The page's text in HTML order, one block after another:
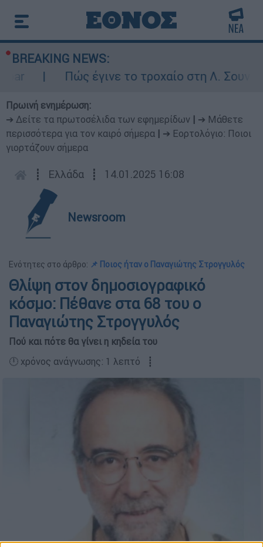
BREAKING NEWS:
Πώς έγινε το τροχαίο στη Λ.
Πρωινή ενημέρωση:
➔ Δείτε τα πρωτοσέλιδα των εφημερίδων
➔ Μάθετε
περισσότερα για τον καιρό σήμερα
➔ Εορτολόγιο: Ποιοι
γιορτάζουν σήμερα
┋ Ελλάδα ┋ 14.01.2025 16:08
Newsroom
Ενότητες στο άρθρο: 📌 Ποιος ήταν ο Παναγιώτης Στρογγυλός
Θλίψη στον δημοσιογραφικό
κόσμο: Πέθανε στα 68 του ο
Παναγιώτης Στρογγυλός
Πού και πότε θα γίνει η κηδεία του
🕛 χρόνος ανάγνωσης: 1 λεπτό ┋